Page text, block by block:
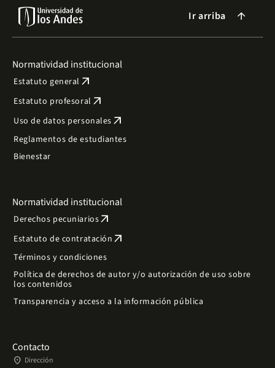
Ir arriba arrow_forward
Normatividad institucional
Estatuto general arrow_outward
Estatuto profesoral arrow_outward
Uso de datos personales arrow_outward
Reglamentos de estudiantes
Bienestar
Normatividad institucional
Derechos pecuniariosarrow_outward
Estatuto de contratación arrow_outward
Términos y condiciones
Política de derechos de autor y/o autorización de uso sobre
los contenidos
Transparencia y acceso a la información pública
Contacto
place Dirección